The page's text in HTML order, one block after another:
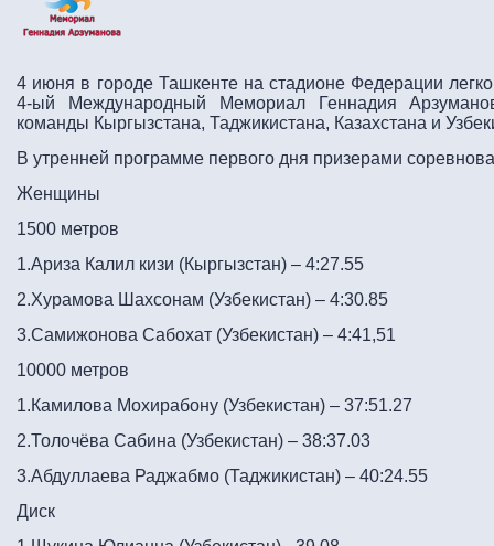
4 июня в городе Ташкенте на стадионе Федерации
4-ый Международный Мемориал Геннадия
команды Кыргызстана, Таджикистана, Казахстана и
В утренней программе первого дня призерами
Женщины
1500 метров
1.Ариза Калил кизи (Кыргызстан) – 4:27.55
2.Хурамова Шахсонам (Узбекистан) – 4:30.85
3.Самижонова Сабохат (Узбекистан) – 4:41,51
10000 метров
1.Камилова Мохирабону (Узбекистан) – 37:51.27
2.Толочёва Сабина (Узбекистан) – 38:37.03
3.Абдуллаева Раджабмо (Таджикистан) – 40:24.55
Диск